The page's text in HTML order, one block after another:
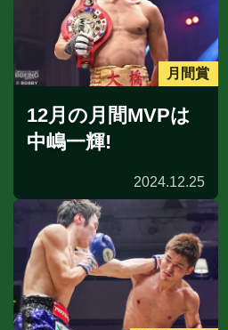
月間賞
12月の月間MVPは
中嶋一輝!
2024.12.25